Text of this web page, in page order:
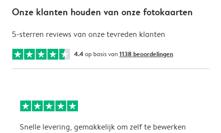
Onze klanten houden van onze fotokaarten
5-sterren reviews van onze tevreden klanten
4.4op basis van 1138 beoordelingen
Snelle levering, gemakkelijk om zelf te bewerken